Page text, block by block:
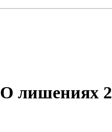
O лишениях 2